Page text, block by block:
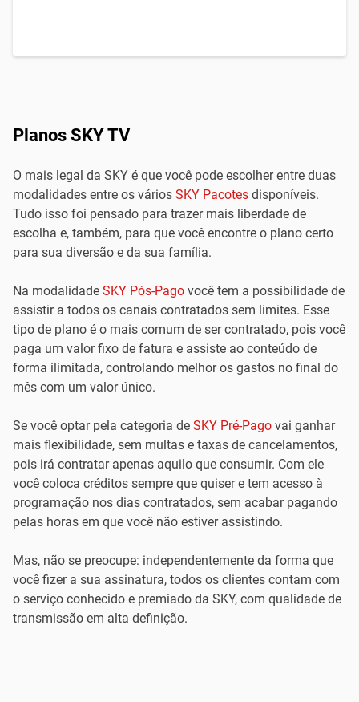
Planos SKY TV
O mais legal da SKY é que você pode escolher entre duas
modalidades entre os vários SKY Pacotes disponíveis.
Tudo isso foi pensado para trazer mais liberdade de
escolha e, também, para que você encontre o plano certo
para sua diversão e da sua família.
Na modalidade SKY Pós-Pago você tem a possibilidade de
assistir a todos os canais contratados sem limites. Esse
tipo de plano é o mais comum de ser contratado, pois você
paga um valor fixo de fatura e assiste ao conteúdo de
forma ilimitada, controlando melhor os gastos no final do
mês com um valor único.
Se você optar pela categoria de SKY Pré-Pago vai ganhar
mais flexibilidade, sem multas e taxas de cancelamentos,
pois irá contratar apenas aquilo que consumir. Com ele
você coloca créditos sempre que quiser e tem acesso à
programação nos dias contratados, sem acabar pagando
pelas horas em que você não estiver assistindo.
Mas, não se preocupe: independentemente da forma que
você fizer a sua assinatura, todos os clientes contam com
o serviço conhecido e premiado da SKY, com qualidade de
transmissão em alta definição.